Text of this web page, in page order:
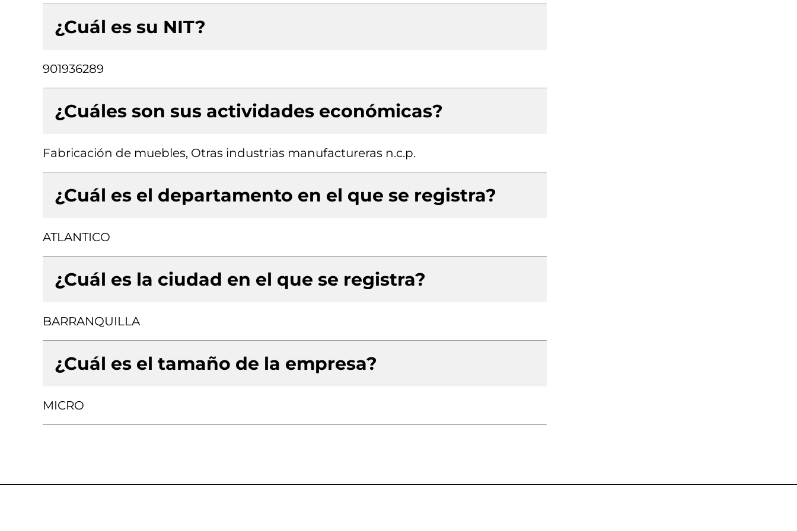
¿Cuál es su NIT?
901936289
¿Cuáles son sus actividades económicas?
Fabricación de muebles, Otras industrias manufactureras n.c.p.
¿Cuál es el departamento en el que se registra?
ATLANTICO
¿Cuál es la ciudad en el que se registra?
BARRANQUILLA
¿Cuál es el tamaño de la empresa?
MICRO